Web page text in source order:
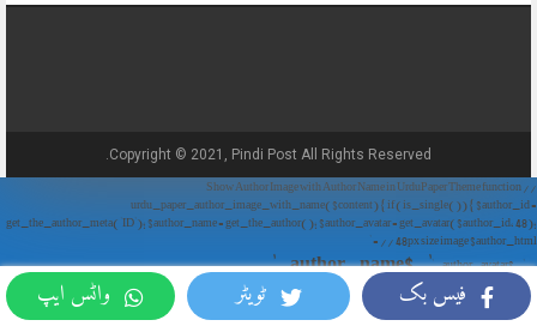
فیس بک ٹویٹر واٹس ایپ
Copyright © 2021, Pindi Post All Rights Reserved.
// Show Author Image with Author Name in UrduPaper Theme function
urdu_paper_author_image_with_name($content) { if (is_single()) { $author_id =
get_the_author_meta('ID'); $author_name = get_the_author(); $author_avatar = get_avatar($author_id, 48);
// 48px size image $author_html = '
' . $author_avatar . '
' . $author_name . '
'; return $author_html . $content; } return $content; } add_filter('the_content',
'urdu_paper_author_image_with_name');